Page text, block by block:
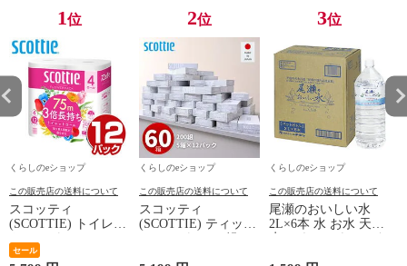
1位
くらしのeショップ
この販売店の送料について
スコッティ
(SCOTTIE) トイレッ
トペーパー フラワー
パック 3倍長持ち 4
セール
2位
くらしのeショップ
この販売店の送料について
スコッティ
(SCOTTIE) ティッシ
ュペーパー 200組 5
3位
くらしのeショップ
この販売店の送料について
尾瀬のおいしい水
2L×6本 水 お水 天然
水 ミネラルウォータ